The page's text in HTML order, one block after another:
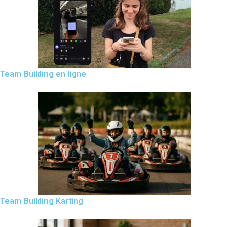
Team Building en ligne
Team Building Karting